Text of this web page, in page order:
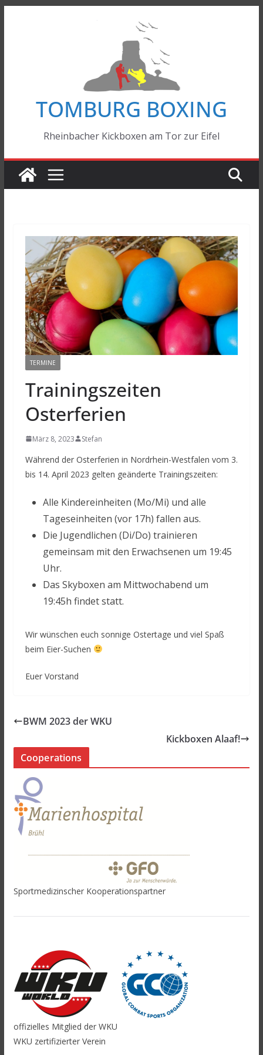
TOMBURG BOXING
Rheinbacher Kickboxen am Tor zur Eifel
TERMINE
Trainingszeiten
Osterferien
März 8, 2023 Stefan
Während der Osterferien in Nordrhein-Westfalen vom 3.
bis 14. April 2023 gelten geänderte Trainingszeiten:
Alle Kindereinheiten (Mo/Mi) und alle
Tageseinheiten (vor 17h) fallen aus.
Die Jugendlichen (Di/Do) trainieren
gemeinsam mit den Erwachsenen um 19:45
Uhr.
Das Skyboxen am Mittwochabend um
19:45h findet statt.
Wir wünschen euch sonnige Ostertage und viel Spaß
beim Eier-Suchen
Euer Vorstand
BWM 2023 der WKU
Kickboxen Alaaf!
Cooperations
Sportmedizinscher Kooperationspartner
offizielles Mitglied der WKU
WKU zertifizierter Verein